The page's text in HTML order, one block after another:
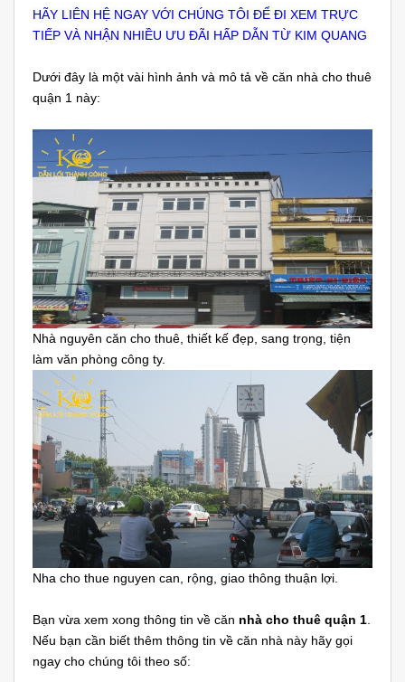
HÃY LIÊN HỆ NGAY VỚI CHÚNG TÔI ĐỂ ĐI XEM TRỰC
TIẾP VÀ NHẬN NHIỀU ƯU ĐÃI HẤP DẪN TỪ KIM QUANG
Dưới đây là một vài hình ảnh và mô tả về căn nhà cho thuê
quận 1 này:
Nhà nguyên căn cho thuê, thiết kế đẹp, sang trọng, tiện
làm văn phòng công ty.
Nha cho thue nguyen can, rộng, giao thông thuận lợi.
Bạn vừa xem xong thông tin về căn nhà cho thuê quận 1.
Nếu bạn cần biết thêm thông tin về căn nhà này hãy gọi
ngay cho chúng tôi theo số: